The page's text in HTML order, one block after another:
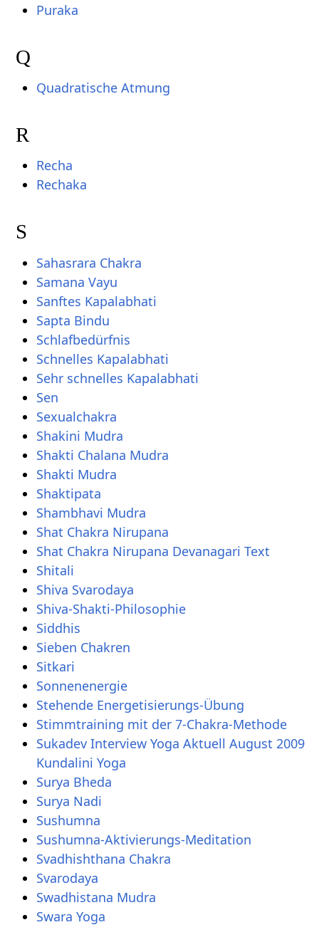
Puraka
Q
Quadratische Atmung
R
Recha
Rechaka
S
Sahasrara Chakra
Samana Vayu
Sanftes Kapalabhati
Sapta Bindu
Schlafbedürfnis
Schnelles Kapalabhati
Sehr schnelles Kapalabhati
Sen
Sexualchakra
Shakini Mudra
Shakti Chalana Mudra
Shakti Mudra
Shaktipata
Shambhavi Mudra
Shat Chakra Nirupana
Shat Chakra Nirupana Devanagari Text
Shitali
Shiva Svarodaya
Shiva-Shakti-Philosophie
Siddhis
Sieben Chakren
Sitkari
Sonnenenergie
Stehende Energetisierungs-Übung
Stimmtraining mit der 7-Chakra-Methode
Sukadev Interview Yoga Aktuell August 2009
Kundalini Yoga
Surya Bheda
Surya Nadi
Sushumna
Sushumna-Aktivierungs-Meditation
Svadhishthana Chakra
Svarodaya
Swadhistana Mudra
Swara Yoga